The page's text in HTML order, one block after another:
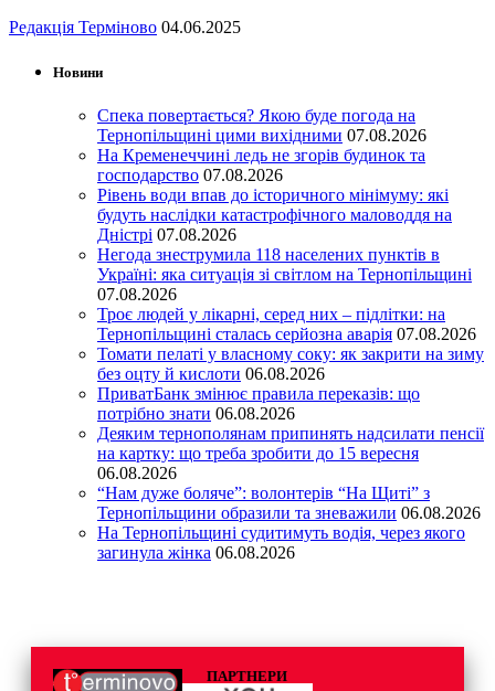
Редакція Терміново 04.06.2025
Новини
Спека повертається? Якою буде погода на
Тернопільщині цими вихідними 07.08.2026
На Кременеччині ледь не згорів будинок та
господарство 07.08.2026
Рівень води впав до історичного мінімуму: які
будуть наслідки катастрофічного маловоддя на
Дністрі 07.08.2026
Негода знеструмила 118 населених пунктів в
Україні: яка ситуація зі світлом на Тернопільщині
07.08.2026
Троє людей у лікарні, серед них – підлітки: на
Тернопільщині сталась серйозна аварія 07.08.2026
Томати пелаті у власному соку: як закрити на зиму
без оцту й кислоти 06.08.2026
ПриватБанк змінює правила переказів: що
потрібно знати 06.08.2026
Деяким тернополянам припинять надсилати пенсії
на картку: що треба зробити до 15 вересня
06.08.2026
“Нам дуже боляче”: волонтерів “На Щиті” з
Тернопільщини образили та зневажили 06.08.2026
На Тернопільщині судитимуть водія, через якого
загинула жінка 06.08.2026
ПАРТНЕРИ